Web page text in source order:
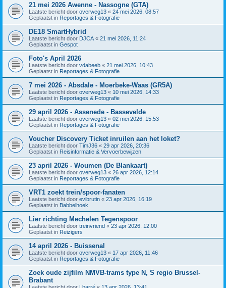
21 mei 2026 Awenne - Nassogne (GTA)
Laatste bericht door overweg13 « 24 mei 2026, 08:57
Geplaatst in Reportages & Fotografie
DE18 SmartHybrid
Laatste bericht door DJCA « 21 mei 2026, 11:24
Geplaatst in Gespot
Foto's April 2026
Laatste bericht door vdabeeb « 21 mei 2026, 10:43
Geplaatst in Reportages & Fotografie
7 mei 2026 - Absdale - Moerbeke-Waas (GR5A)
Laatste bericht door overweg13 « 10 mei 2026, 14:33
Geplaatst in Reportages & Fotografie
29 april 2026 - Assenede - Bassevelde
Laatste bericht door overweg13 « 02 mei 2026, 15:53
Geplaatst in Reportages & Fotografie
Voucher Discovery Ticket inruilen aan het loket?
Laatste bericht door TimJ36 « 29 apr 2026, 20:36
Geplaatst in Reisinformatie & Vervoerbewijzen
23 april 2026 - Woumen (De Blankaart)
Laatste bericht door overweg13 « 26 apr 2026, 12:14
Geplaatst in Reportages & Fotografie
VRT1 zoekt trein/spoor-fanaten
Laatste bericht door evibrutin « 23 apr 2026, 16:19
Geplaatst in Babbelhoek
Lier richting Mechelen Tegenspoor
Laatste bericht door treinvriend « 23 apr 2026, 12:00
Geplaatst in Reizigers
14 april 2026 - Buissenal
Laatste bericht door overweg13 « 17 apr 2026, 11:46
Geplaatst in Reportages & Fotografie
Zoek oude zijfilm NMVB-trams type N, S regio Brussel-
Brabant
Laatste bericht door Lbarré « 13 apr 2026, 13:41